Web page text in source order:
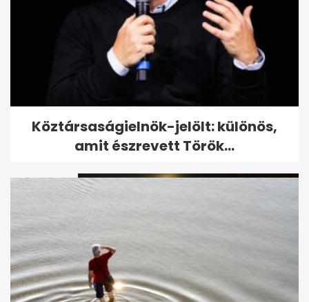
Blikk: 41 éves korában meghalt
Berki Krisztián
Köztársaságielnök-jelölt: különös,
amit észrevett Török...